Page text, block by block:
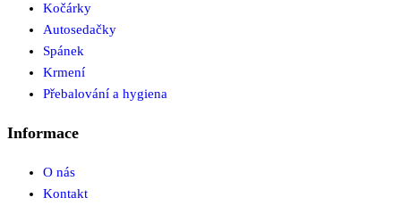
Kočárky
Autosedačky
Spánek
Krmení
Přebalování a hygiena
Informace
O nás
Kontakt